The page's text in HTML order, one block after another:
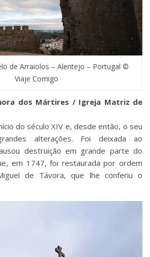
de Arraiolos – Alentejo – Portugal ©
Viaje Comigo
dos Mártires / Igreja Matriz de
do século XIV e, desde então, o seu
alterações. Foi deixada ao
destruição em grande parte do
em 1747, foi restaurada por ordem
de Távora, que lhe conferiu o